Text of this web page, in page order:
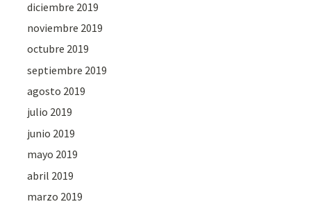
diciembre 2019
noviembre 2019
octubre 2019
septiembre 2019
agosto 2019
julio 2019
junio 2019
mayo 2019
abril 2019
marzo 2019